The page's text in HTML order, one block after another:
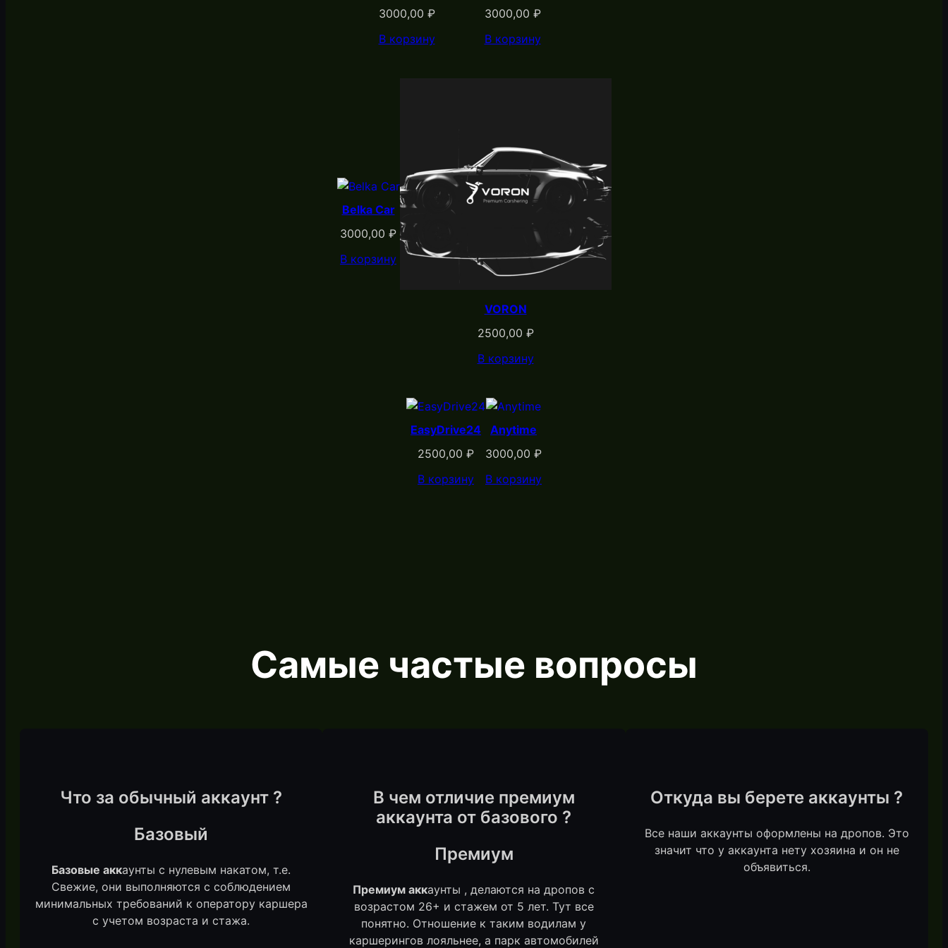
3000,00 ₽
В корзину
3000,00 ₽
В корзину
Belka Car
3000,00 ₽
В корзину
VORON
2500,00 ₽
В корзину
EasyDrive24
2500,00 ₽
В корзину
Anytime
3000,00 ₽
В корзину
Самые частые вопросы
Что за обычный аккаунт ?
Базовый
Базовые аккаунты с нулевым накатом, т.е.
Свежие, они выполняются с соблюдением
минимальных требований к оператору каршера
с учетом возраста и стажа.
В чем отличие премиум
аккаунта от базового ?
Премиум
Премиум аккаунты , делаются на дропов с
возрастом 26+ и стажем от 5 лет. Тут все
понятно. Отношение к таким водилам у
каршерингов лояльнее, а парк автомобилей
Откуда вы берете аккаунты ?
Все наши аккаунты оформлены на дропов. Это
значит что у аккаунта нету хозяина и он не
объявиться.